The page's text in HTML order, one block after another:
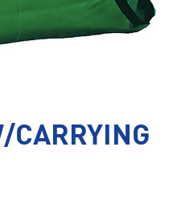
CARRYING